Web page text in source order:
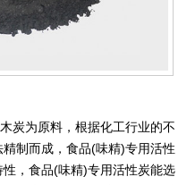
炭为原料，根据化工行业的不
制而成，食品(味精)专用活性
，食品(味精)专用活性炭能选